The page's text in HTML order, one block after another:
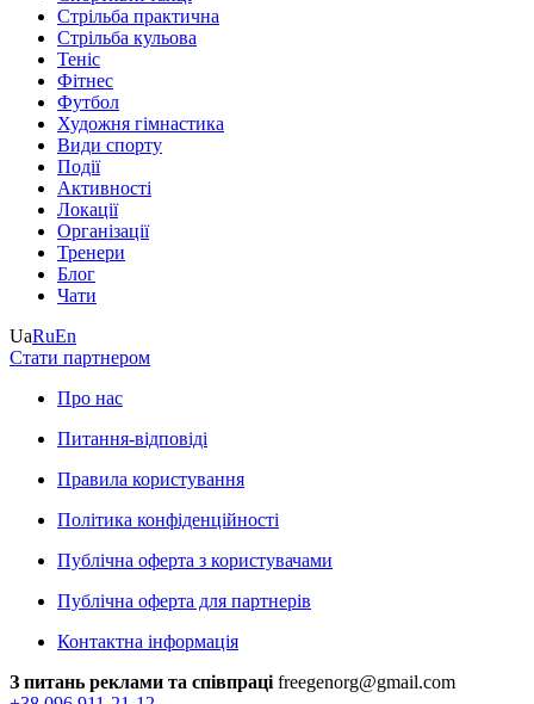
Стрільба практична
Стрільба кульова
Теніс
Фітнес
Футбол
Художня гімнастика
Види спорту
Події
Активності
Локації
Організації
Тренери
Блог
Чати
UaRuEn
Стати партнером
Про нас
Питання-відповіді
Правила користування
Політика конфіденційності
Публічна оферта з користувачами
Публічна оферта для партнерів
Контактна інформація
З питань реклами та співпраці freegenorg@gmail.com